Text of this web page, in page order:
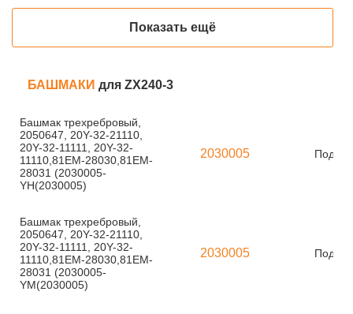
Показать ещё
БАШМАКИ для ZX240-3
Башмак трехребровый,
2050647, 20Y-32-21110,
20Y-32-11111, 20Y-32-
11110,81EM-28030,81EM-
28031 (2030005-
YH(2030005)
2030005 Под
Башмак трехребровый,
2050647, 20Y-32-21110,
20Y-32-11111, 20Y-32-
11110,81EM-28030,81EM-
28031 (2030005-
YM(2030005)
2030005 Под